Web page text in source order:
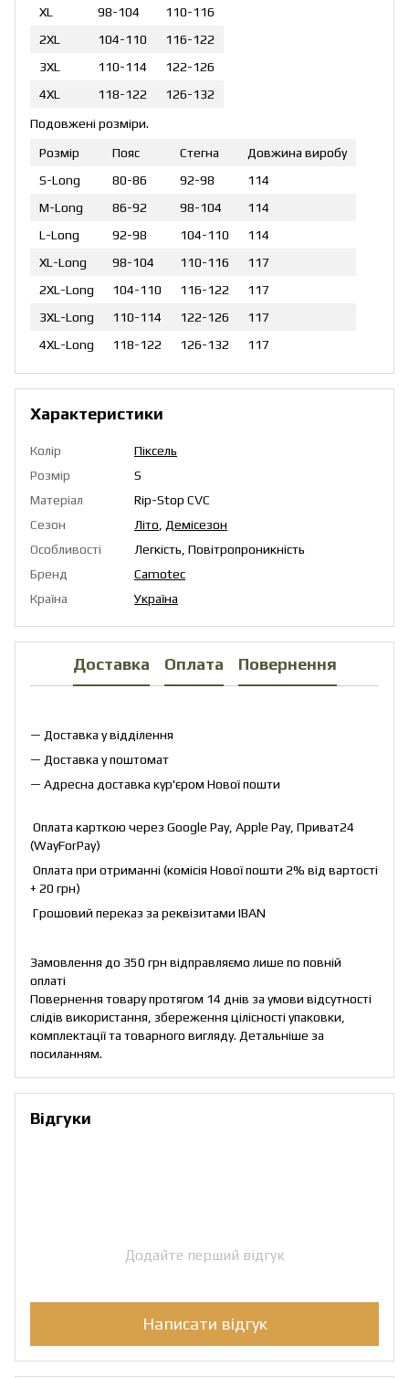
XL 98-104
110-116
2XL
104-110
116-122
3XL
110-114
122-126
4XL
118-122
126-132
Подовжені розміри.
Розмір
Пояс Стегна
Довжина виробу
S-Long
80-86 92-98
114
M-Long
86-92 98-104
114
L-Long
92-98 104-110
114
XL-Long
98-104 110-116
117
2XL-Long
104-110 116-122
117
3XL-Long
110-114 122-126
117
4XL-Long
118-122 126-132 117
Характеристики
Колір
Піксель
Розмір
S
Матеріал
Rip-Stop CVC
Сезон
Літо Демісезон
Особливості
Легкість, Повітропроникність
Бренд
Camotec
Країна
Україна
Доставка Оплата Повернення
— Доставка у відділення
— Доставка у поштомат
— Адресна доставка кур'єром Нової пошти
Оплата карткою через Google Pay, Apple Pay, Приват24
(WayForPay)
Оплата при отриманні (комісія Нової пошти 2% від вартості
+ 20 грн)
Грошовий переказ за реквізитами IBAN
Замовлення до 350 грн відправляємо лише по повній
оплаті
Повернення товару протягом 14 днів за умови відсутності
слідів використання, збереження цілісності упаковки,
комплектації та товарного вигляду. Детальніше за
посиланням.
Відгуки
Додайте перший відгук
Написати відгук